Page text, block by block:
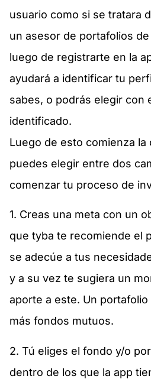
usuario como si se tratara
un asesor de portafolios
luego de registrarte en la
ayudará a identificar tu
sabes, o podrás elegir con
identificado.
Luego de esto comienza la
puedes elegir entre dos
comenzar tu proceso de
1. Creas una meta con un
que tyba te recomiende el
se adecúe a tus
y a su vez te sugiera un
aporte a este. Un
más fondos mutuos.
2. Tú eliges el fondo y/o
dentro de los que la app